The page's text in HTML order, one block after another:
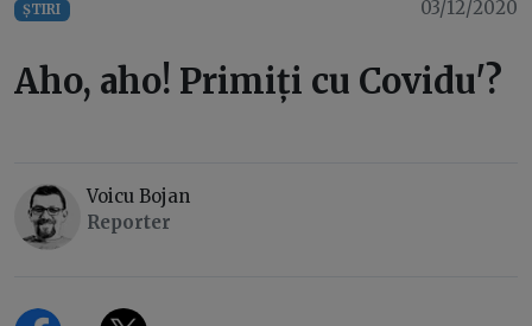
ȘTIRI 03/12/2020
Aho, aho! Primiți cu Covidu'?
Voicu Bojan
Reporter